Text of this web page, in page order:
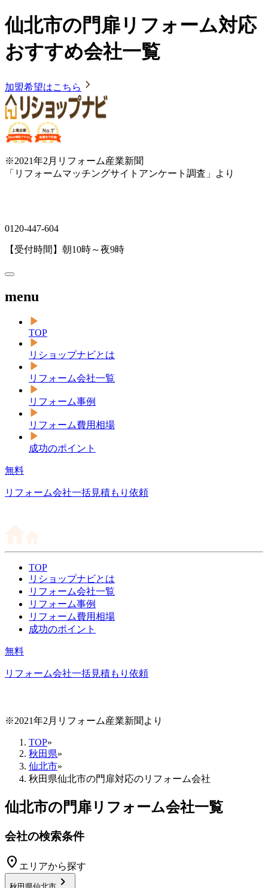
仙北市の門扉リフォーム対応
おすすめ会社一覧
加盟希望はこちら
※2021年2月リフォーム産業新聞
「リフォームマッチングサイトアンケート調査」より
0120-447-604
【受付時間】朝10時～夜9時
menu
TOP
リショップナビとは
リフォーム会社一覧
リフォーム事例
リフォーム費用相場
成功のポイント
無料
リフォーム会社一括見積もり依頼
TOP
リショップナビとは
リフォーム会社一覧
リフォーム事例
リフォーム費用相場
成功のポイント
無料
リフォーム会社一括見積もり依頼
※2021年2月リフォーム産業新聞より
TOP»
秋田県»
仙北市»
秋田県仙北市の門扉対応のリフォーム会社
仙北市の門扉リフォーム会社一覧
会社の検索条件
location_on エリアから探す
chevron_right